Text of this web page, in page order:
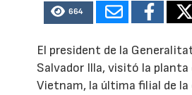
664
El president de la
Salvador Illa, visitó la planta
Vietnam, la última filial de la